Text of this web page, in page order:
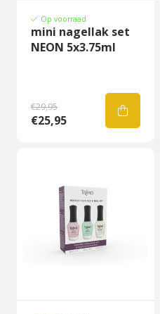
Op voorraad
mini nagellak set
NEON 5x3.75ml
€29,95
€25,95